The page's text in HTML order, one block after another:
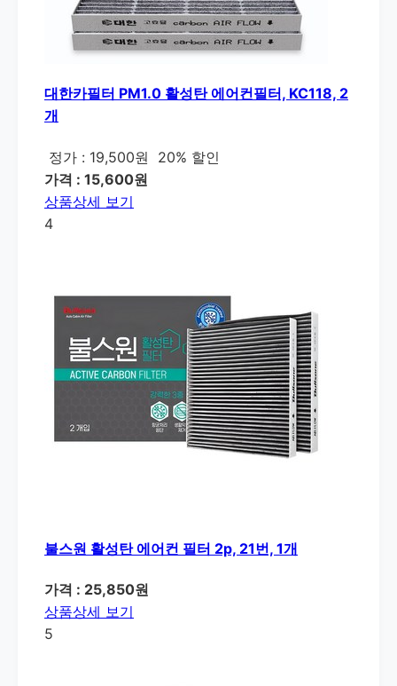
대한카필터 PM1.0 활성탄 에어컨필터, KC118, 2
개
정가 : 19,500원
20% 할인
가격 : 15,600원
상품상세 보기
4
불스원 활성탄 에어컨 필터 2p, 21번, 1개
가격 : 25,850원
상품상세 보기
5